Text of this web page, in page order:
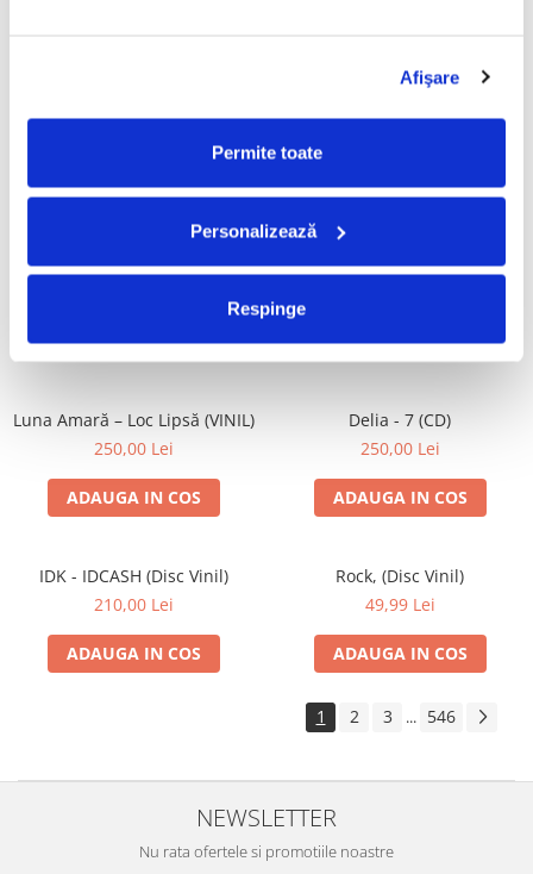
Afişare
Permite toate
Personalizează
Respinge
189,00 Lei
50,00 Lei
Cargo- Spiritus Sanctus (Editie
Aniversara) (Disc Vinil)
ADAUGA IN COS
Partizan - Am Cu Ce (Disc
Vinil)
ADAUGA IN COS
Luna Amară – Loc Lipsă (VINIL)
250,00 Lei
ADAUGA IN COS
Delia - 7 (CD)
250,00 Lei
ADAUGA IN COS
IDK - IDCASH (Disc Vinil)
210,00 Lei
ADAUGA IN COS
Rock, (Disc Vinil)
49,99 Lei
ADAUGA IN COS
1 2 3 ... 546
NEWSLETTER
Nu rata ofertele si promotiile noastre